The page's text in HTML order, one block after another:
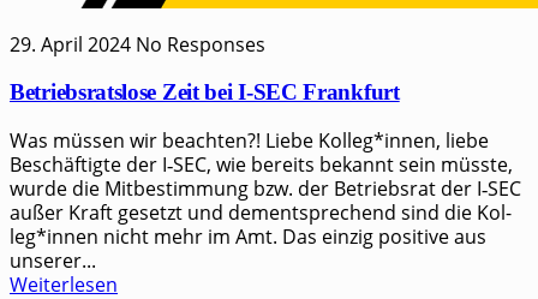
29. April 2024 No Responses
Betriebsratslose Zeit bei I‑SEC Frankfurt
Was müssen wir beachten?! Lie­be Kolleg*innen, lie­be
Beschäf­tig­te der I‑SEC, wie bereits bekannt sein müss­te,
wur­de die Mit­be­stim­mung bzw. der Betriebs­rat der I‑SEC
außer Kraft gesetzt und dem­entspre­chend sind die Kol-
leg*innen nicht mehr im Amt. Das ein­zig posi­ti­ve aus
unse­rer...
Weiterlesen